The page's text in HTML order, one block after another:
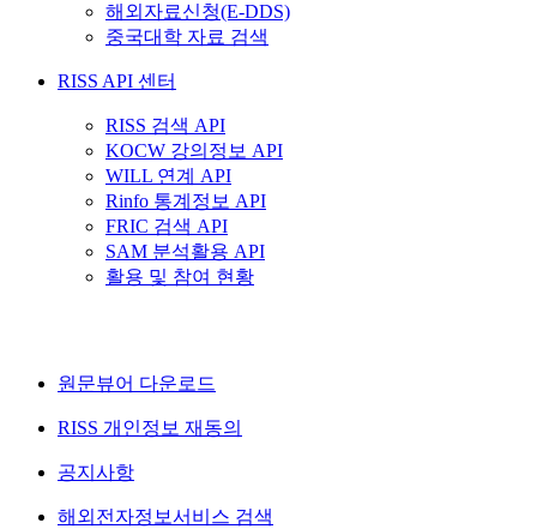
해외자료신청(E-DDS)
중국대학 자료 검색
RISS API 센터
RISS 검색 API
KOCW 강의정보 API
WILL 연계 API
Rinfo 통계정보 API
FRIC 검색 API
SAM 분석활용 API
활용 및 참여 현황
원문뷰어 다운로드
RISS 개인정보 재동의
공지사항
해외전자정보서비스 검색